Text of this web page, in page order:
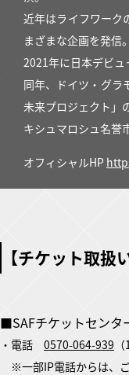
近年はライフワーク
まざまな企画を発信。
2021年に日本デビ
同年、ドイツ・グラ
未来プロジェクト」
キシュマロシュ名誉
オフィシャルHP
【チケット取扱
■SAFチケットセンタ
・電話 0570-064-939
※一部IP電話からは、ご